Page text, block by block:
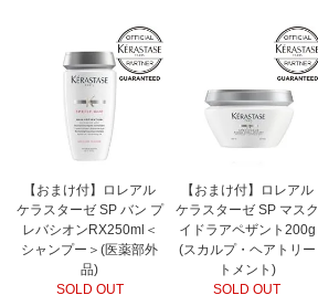
【おまけ付】ロレアル
ケラスターゼ SP バン プ
レバシオンRX250ml＜
シャンプー＞(医薬部外
品)
SOLD OUT
【おまけ付】ロレアル
ケラスターゼ SP マスク
イドラアペザント200g
(スカルプ・ヘアトリー
トメント)
SOLD OUT